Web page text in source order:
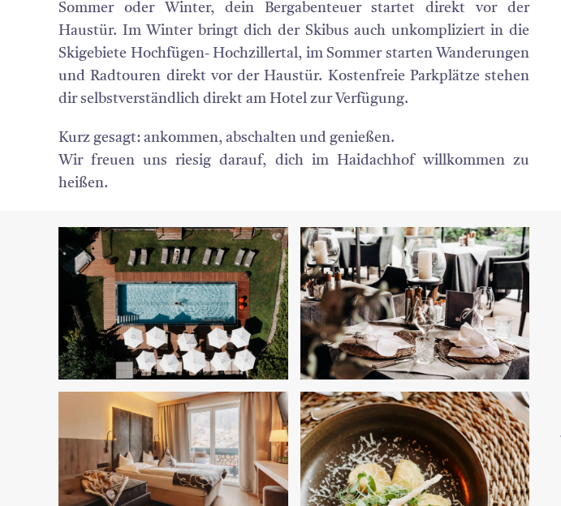
Sommer oder Winter, dein Bergabenteuer startet direkt vor der
Haustür. Im Winter bringt dich der Skibus auch unkompliziert in die
Skigebiete Hochfügen- Hochzillertal, im Sommer starten Wanderungen
und Radtouren direkt vor der Haustür. Kostenfreie Parkplätze stehen
dir selbstverständlich direkt am Hotel zur Verfügung.
Kurz gesagt: ankommen, abschalten und genießen.
Wir freuen uns riesig darauf, dich im Haidachhof willkommen zu
heißen.